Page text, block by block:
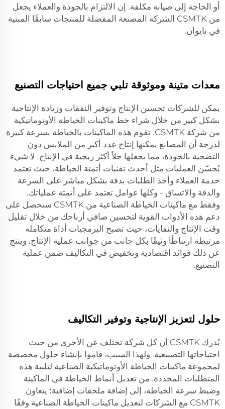
أو الحاجة إلى صيانة مكلفة. إن الالتزام بالجودة والعملاء يجعل
من CSMTK الشركة المصنعة المفضلة للمنتجات سابقًا المبنية
في تايوان.
معدات متينة وموثوقة تلبي جميع احتياجات التصنيع
يمكن للشركات تحسين الإنتاج وتوفير النفقات وزيادة الإنتاجية
بشكل كبير من خلال شراء خط ماكينات الخياطة الأوتوماتيكية
من شركة CSMTK. تقوم هذه الماكينات بالخياطة بسرعة كبيرة
لدرجة أن المصانع يمكنها إنتاج عدد أكبر من الملابس دون
التضحية بالجودة، مما يجعلها حلاً أكثر ربحية في الإنتاج. لا شيء
يُحسّن العمليات مثل أحدث تقنيات أتمتة الخياطة، حيث تعتمد
خدمة العملاء وأخذ الطلبات بدقة بشكل مباشر على السرعة
والدقة والاتساق - وكلها عوامل تعتمد على أتمتة عملياتك.
وفقط مع ماكينات الخياطة الصناعية من CSMTK ستحصل على
دعم هذه الأدوات القوية لتحسين صافي أرباحك من خلال تقليل
وقت الإنتاج والنفايات، حيث تصبح البرمجيات أداة متكاملة
مرتبطة ارتباطًا وثيقًا بكل جانب من جوانب عملية الإنتاج. وينتج
عن ذلك فوائد اقتصادية وتخفيض في التكاليف ضمن عملية
التصنيع.
حلول لتعزيز الإنتاجية وتوفير التكاليف
يُدرك CSMTK أن كل شركة تختلف عن الأخرى من حيث
احتياجاتها التصنيعية. ولهذا السبب، قاموا بإنشاء حلول مخصصة
لمجموعة ماكينات الخياطة الأوتوماتيكية الصناعية لتلبية هذه
المتطلبات المحددة. من تعديل أنماط الخياطة في الماكينة
وضبط سرعة الخياطة، إلى إضافة ملحقات إضافية؛ يتعاون
CSMTK مع الشركات لتعديل ماكينات الخياطة الصناعية وفقًا